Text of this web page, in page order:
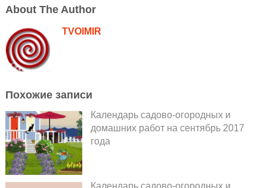
About The Author
TVOIMIR
Похожие записи
Календарь садово-огородных и
домашних работ на сентябрь 2017
года
Календарь садово-огородных и